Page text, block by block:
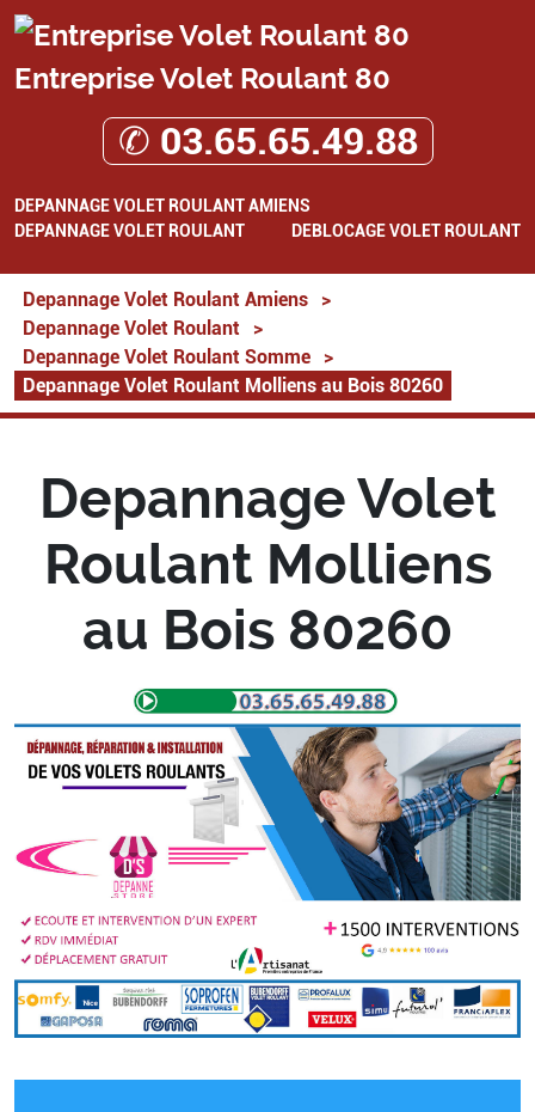
Entreprise Volet Roulant 80
✆ 03.65.65.49.88
DEPANNAGE VOLET ROULANT AMIENS
DEPANNAGE VOLET ROULANT
DEBLOCAGE VOLET ROULANT
Depannage Volet Roulant Amiens
>
Depannage Volet Roulant
>
Depannage Volet Roulant Somme
>
Depannage Volet Roulant Molliens au Bois 80260
Depannage Volet
Roulant Molliens
au Bois 80260